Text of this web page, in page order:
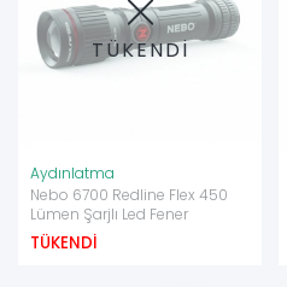
TÜKENDİ
Aydınlatma
Nebo 6700 Redline Flex 450
Lümen Şarjlı Led Fener
TÜKENDİ